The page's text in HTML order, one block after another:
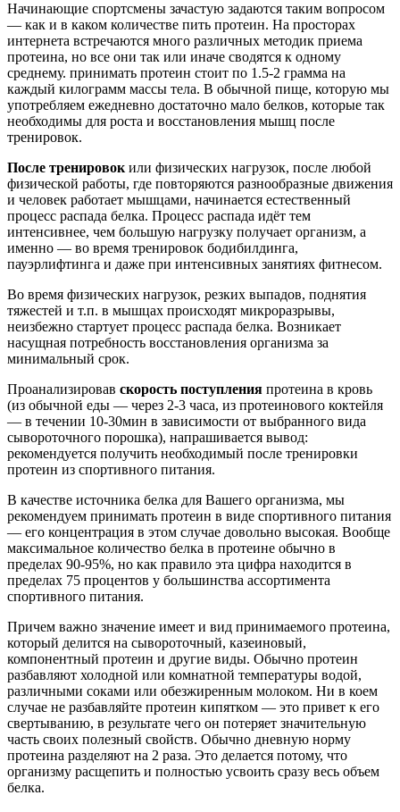
Начинающие спортсмены зачастую задаются таким вопросом
— как и в каком количестве пить протеин. На просторах
интернета встречаются много различных методик приема
протеина, но все они так или иначе сводятся к одному
среднему. принимать протеин стоит по 1.5-2 грамма на
каждый килограмм массы тела. В обычной пище, которую мы
употребляем ежедневно достаточно мало белков, которые так
необходимы для роста и восстановления мышц после
тренировок.
После тренировокили физических нагрузок, после любой
физической работы, где повторяются разнообразные движения
и человек работает мышцами, начинается естественный
процесс распада белка. Процесс распада идёт тем
интенсивнее, чем большую нагрузку получает организм, а
именно — во время тренировок бодибилдинга,
пауэрлифтинга и даже при интенсивных занятиях фитнесом.
Во время физических нагрузок, резких выпадов, поднятия
тяжестей и т.п. в мышцах происходят микроразрывы,
неизбежно стартует процесс распада белка. Возникает
насущная потребность восстановления организма за
минимальный срок.
Проанализировав скорость поступления протеина в кровь
(из обычной еды — через 2-3 часа, из протеинового коктейля
— в течении 10-30мин в зависимости от выбранного вида
сывороточного порошка), напрашивается вывод:
рекомендуется получить необходимый после тренировки
протеин из спортивного питания.
В качестве источника белка для Вашего организма, мы
рекомендуем принимать протеин в виде спортивного питания
— его концентрация в этом случае довольно высокая. Вообще
максимальное количество белка в протеине обычно в
пределах 90-95%, но как правило эта цифра находится в
пределах 75 процентов у большинства ассортимента
спортивного питания.
Причем важно значение имеет и вид принимаемого протеина,
который делится на сывороточный, казеиновый,
компонентный протеин и другие виды. Обычно протеин
разбавляют холодной или комнатной температуры водой,
различными соками или обезжиренным молоком. Ни в коем
случае не разбавляйте протеин кипятком — это привет к его
свертыванию, в результате чего он потеряет значительную
часть своих полезный свойств. Обычно дневную норму
протеина разделяют на 2 раза. Это делается потому, что
организму расщепить и полностью усвоить сразу весь объем
белка.